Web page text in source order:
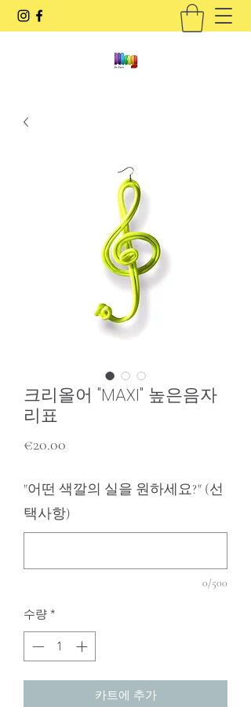
크리올어 "MAXI" 높은음자
리표
€20.00
"어떤 색깔의 실을 원하세요?" (선
택사항)
0/500
수량 *
카트에 추가